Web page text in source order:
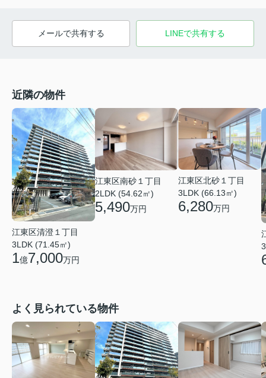
メールで共有する LINEで共有する
近隣の物件
江東区清澄１丁目
3LDK (71.45㎡)
1億7,000万円
江東区南砂１丁目
2LDK (54.62㎡)
5,490万円
江東区北砂１丁目
3LDK (66.13㎡)
6,280万円
よく見られている物件